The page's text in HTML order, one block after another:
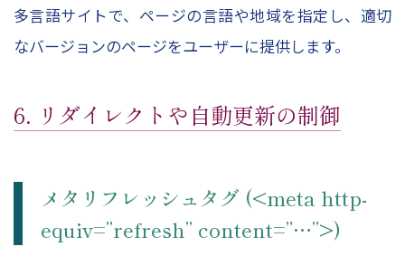
多言語サイトで、ページの言語や地域を指定し、適切
なバージョンのページをユーザーに提供します。
6. リダイレクトや自動更新の制御
メタリフレッシュタグ (<meta http-
equiv=”refresh” content=”…”>)